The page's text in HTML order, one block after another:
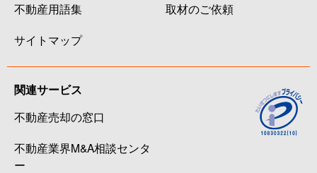
不動産用語集
サイトマップ
取材のご依頼
関連サービス
不動産売却の窓口
不動産業界M&A相談センタ
ー